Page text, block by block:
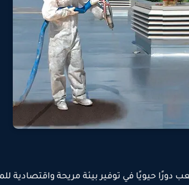
دورًا حيويًا في توفير بيئة مريحة واقتصادية